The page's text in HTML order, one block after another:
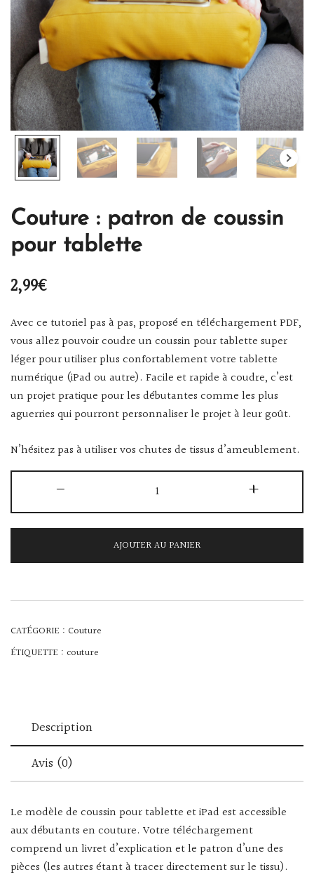
Couture : patron de coussin
pour tablette
2,99€
Avec ce tutoriel pas à pas, proposé en téléchargement PDF,
vous allez pouvoir coudre un coussin pour tablette super
léger pour utiliser plus confortablement votre tablette
numérique (iPad ou autre). Facile et rapide à coudre, c’est
un projet pratique pour les débutantes comme les plus
aguerries qui pourront personnaliser le projet à leur goût.
N’hésitez pas à utiliser vos chutes de tissus d’ameublement.
-
de
Couture
patron
+
AJOUTER AU PANIER
CATÉGORIE : Couture
ÉTIQUETTE : couture
Description
Avis (0)
Le modèle de coussin pour tablette et iPad est accessible
aux débutants en couture. Votre téléchargement
comprend un livret d’explication et le patron d’une des
pièces (les autres étant à tracer directement sur le tissu).